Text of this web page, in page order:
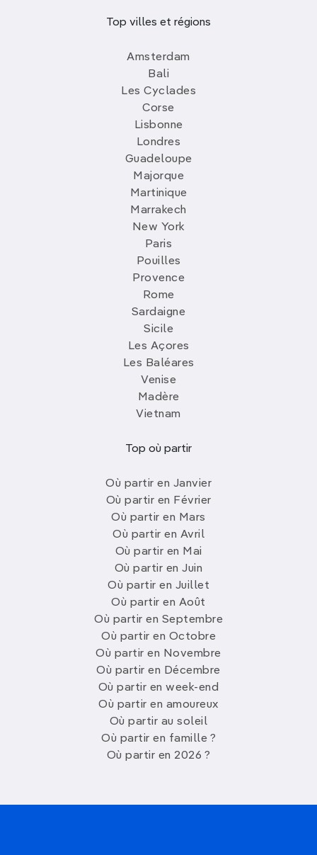
Top villes et régions
Amsterdam
Bali
Les Cyclades
Corse
Lisbonne
Londres
Guadeloupe
Majorque
Martinique
Marrakech
New York
Paris
Pouilles
Provence
Rome
Sardaigne
Sicile
Les Açores
Les Baléares
Venise
Madère
Vietnam
Top où partir
Où partir en Janvier
Où partir en Février
Où partir en Mars
Où partir en Avril
Où partir en Mai
Où partir en Juin
Où partir en Juillet
Où partir en Août
Où partir en Septembre
Où partir en Octobre
Où partir en Novembre
Où partir en Décembre
Où partir en week-end
Où partir en amoureux
Où partir au soleil
Où partir en famille ?
Où partir en 2026 ?